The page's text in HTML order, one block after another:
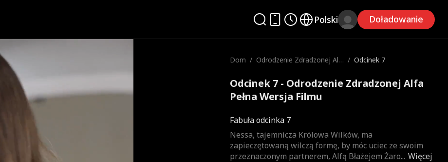
Polski Doładowanie
Dom / Odrodzenie Zdradzonej Alf
/ Odcinek 7
Odcinek 7 - Odrodzenie Zdradzonej Alfa
Pełna Wersja Filmu
Fabuła odcinka 7
Więcej
Nessa, tajemnicza Królowa Wilków, ma
zapieczętowaną wilczą formę, by móc uciec ze swoim
przeznaczonym partnerem, Alfą Błażejem Żaro...